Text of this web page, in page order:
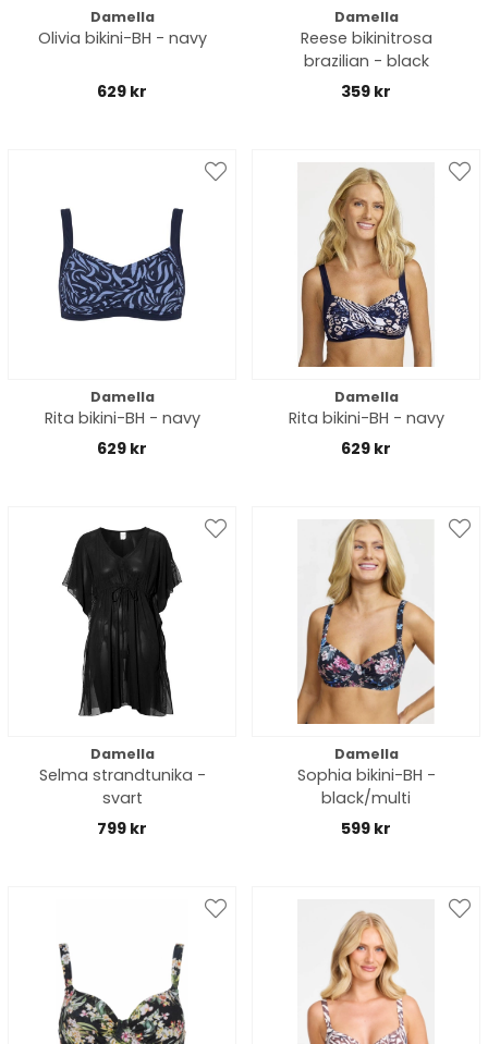
Damella
Olivia bikini-BH - navy
629 kr
Damella
Reese bikinitrosa
brazilian - black
359 kr
Damella
Rita bikini-BH - navy
629 kr
Damella
Rita bikini-BH - navy
629 kr
Damella
Selma strandtunika -
svart
799 kr
Damella
Sophia bikini-BH -
black/multi
599 kr